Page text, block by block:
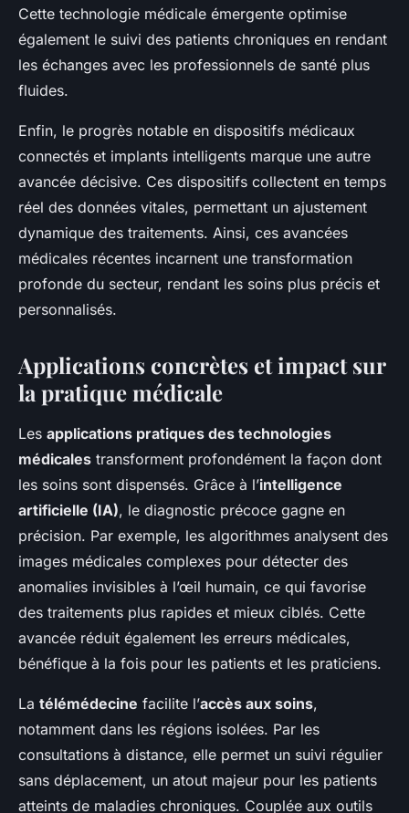
Cette technologie médicale émergente optimise
également le suivi des patients chroniques en rendant
les échanges avec les professionnels de santé plus
fluides.
Enfin, le progrès notable en dispositifs médicaux
connectés et implants intelligents marque une autre
avancée décisive. Ces dispositifs collectent en temps
réel des données vitales, permettant un ajustement
dynamique des traitements. Ainsi, ces avancées
médicales récentes incarnent une transformation
profonde du secteur, rendant les soins plus précis et
personnalisés.
Applications concrètes et impact sur
la pratique médicale
Les applications pratiques des technologies
médicales transforment profondément la façon dont
les soins sont dispensés. Grâce à l’intelligence
artificielle (IA), le diagnostic précoce gagne en
précision. Par exemple, les algorithmes analysent des
images médicales complexes pour détecter des
anomalies invisibles à l’œil humain, ce qui favorise
des traitements plus rapides et mieux ciblés. Cette
avancée réduit également les erreurs médicales,
bénéfique à la fois pour les patients et les praticiens.
La télémédecine facilite l’accès aux soins,
notamment dans les régions isolées. Par les
consultations à distance, elle permet un suivi régulier
sans déplacement, un atout majeur pour les patients
atteints de maladies chroniques. Couplée aux outils